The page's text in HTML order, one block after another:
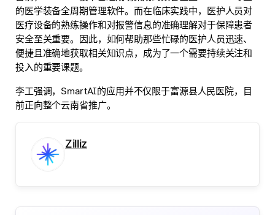
的医学装备全周期管理软件。而在临床实践中，医护人员对
医疗设备的熟练操作和对报警信息的准确理解对于保障患者
安全至关重要。因此，如何帮助那些忙碌的医护人员迅速、
便捷且准确地获取相关知识点，成为了一个需要持续关注和
投入的重要课题。
李工强调，SmartAI的应用并不仅限于富源县人民医院，目
前正向整个云南省推广。
Zilliz